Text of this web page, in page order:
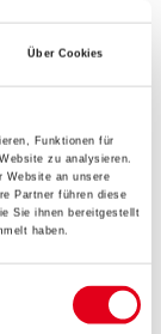
Über Cookies
Funktionen für
zu analysieren.
Website an unsere
Partner führen diese
Sie ihnen bereitgestellt
haben.
Lösung und
beheben.
Online-Shop